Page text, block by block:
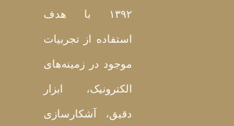
۱۳۹۲ با هدف
استفاده از تجربیات
موجود در زمینه‌های
الکترونیک، ابزار
دقیق، آشکارسازی